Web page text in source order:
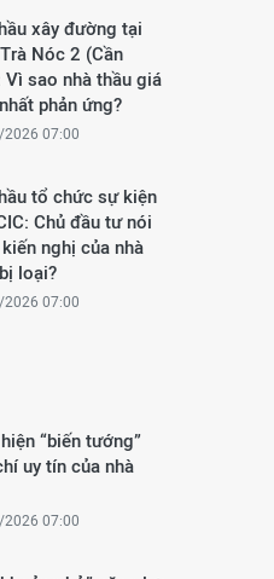
xây đường tại
Nóc 2 (Cần
Vì sao nhà thầu giá
phản ứng?
07:00
tổ chức sự kiện
Chủ đầu tư nói
nghị của nhà
loại?
07:00
“biến tướng”
uy tín của nhà
07:00